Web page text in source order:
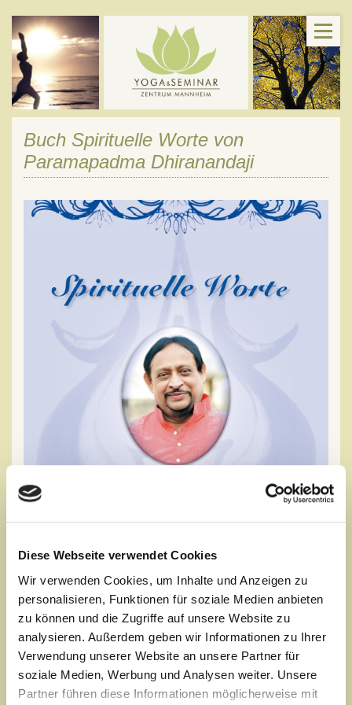
Diese Webseite verwendet Cookies
Wir verwenden Cookies, um Inhalte und Anzeigen zu
personalisieren, Funktionen für soziale Medien anbieten
zu können und die Zugriffe auf unsere Website zu
analysieren. Außerdem geben wir Informationen zu Ihrer
Verwendung unserer Website an unsere Partner für
soziale Medien, Werbung und Analysen weiter. Unsere
Partner führen diese Informationen möglicherweise mit
Buch Spirituelle Worte von
Paramapadma Dhiranandaji
Die Worte in diesem Buch sind Aussagen einer
hochbewussten großen Seele und eines wunderbaren und
verständnisvollen Menschen, der in seinem Leben die
höchste Yogastufe erreicht hat...